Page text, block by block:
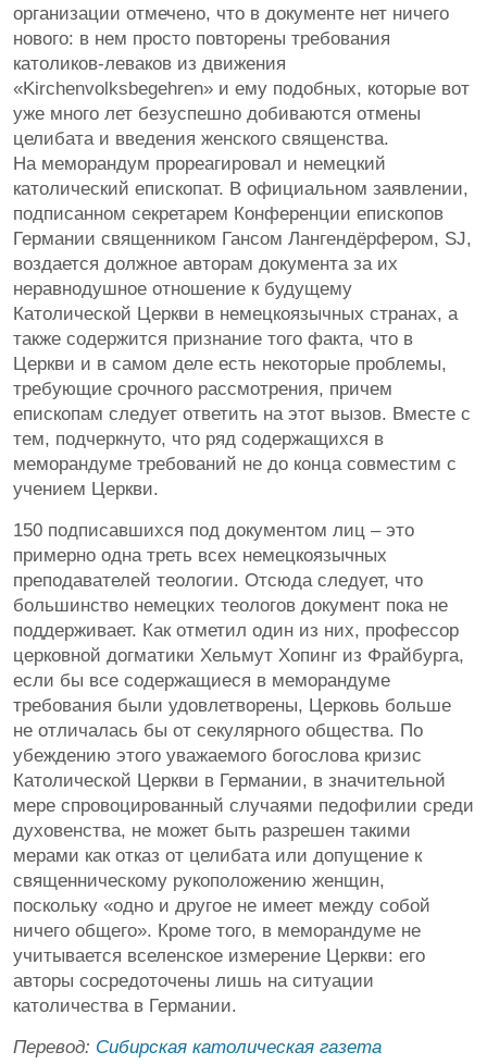
организации отмечено, что в документе нет ничего
нового: в нем просто повторены требования
католиков-леваков из движения
«Kirchenvolksbegehren» и ему подобных, которые вот
уже много лет безуспешно добиваются отмены
целибата и введения женского священства.
На меморандум прореагировал и немецкий
католический епископат. В официальном заявлении,
подписанном секретарем Конференции епископов
Германии священником Гансом Лангендёрфером, SJ,
воздается должное авторам документа за их
неравнодушное отношение к будущему
Католической Церкви в немецкоязычных странах, а
также содержится признание того факта, что в
Церкви и в самом деле есть некоторые проблемы,
требующие срочного рассмотрения, причем
епископам следует ответить на этот вызов. Вместе с
тем, подчеркнуто, что ряд содержащихся в
меморандуме требований не до конца совместим с
учением Церкви.
150 подписавшихся под документом лиц – это
примерно одна треть всех немецкоязычных
преподавателей теологии. Отсюда следует, что
большинство немецких теологов документ пока не
поддерживает. Как отметил один из них, профессор
церковной догматики Хельмут Хопинг из Фрайбурга,
если бы все содержащиеся в меморандуме
требования были удовлетворены, Церковь больше
не отличалась бы от секулярного общества. По
убеждению этого уважаемого богослова кризис
Католической Церкви в Германии, в значительной
мере спровоцированный случаями педофилии среди
духовенства, не может быть разрешен такими
мерами как отказ от целибата или допущение к
священническому рукоположению женщин,
поскольку «одно и другое не имеет между собой
ничего общего». Кроме того, в меморандуме не
учитывается вселенское измерение Церкви: его
авторы сосредоточены лишь на ситуации
католичества в Германии.
Перевод: Сибирская католическая газета